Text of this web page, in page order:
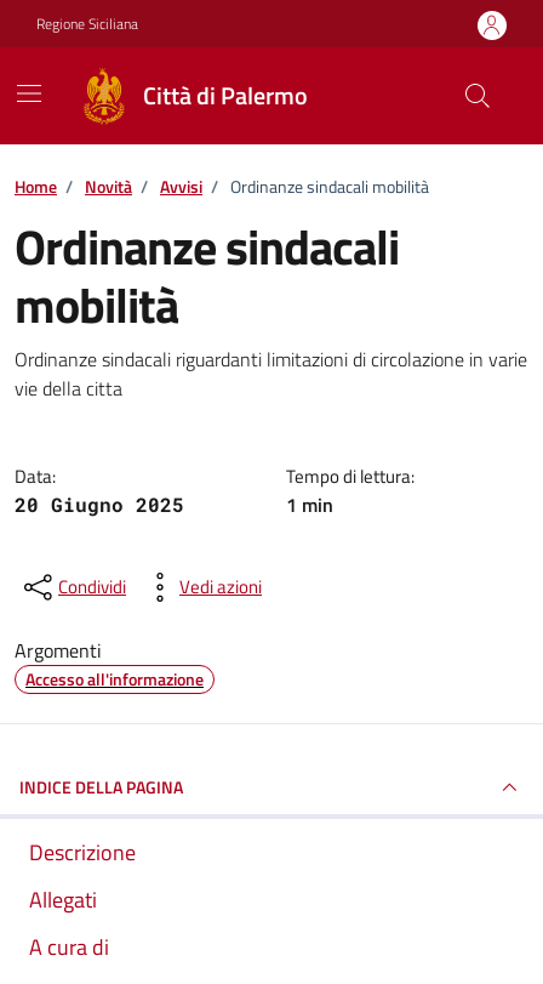
Vai ai contenuti
Vai al footer
Regione Siciliana
Città di Palermo
Home / Novità / Avvisi / Ordinanze sindacali mobilità
Ordinanze sindacali
mobilità
Dettagli della notizia
Ordinanze sindacali riguardanti limitazioni di circolazione in varie
vie della citta
Data:
20 Giugno 2025
Tempo di lettura:
1 min
Condividi Vedi azioni
Argomenti
Accesso all'informazione
INDICE DELLA PAGINA
Descrizione
Allegati
A cura di